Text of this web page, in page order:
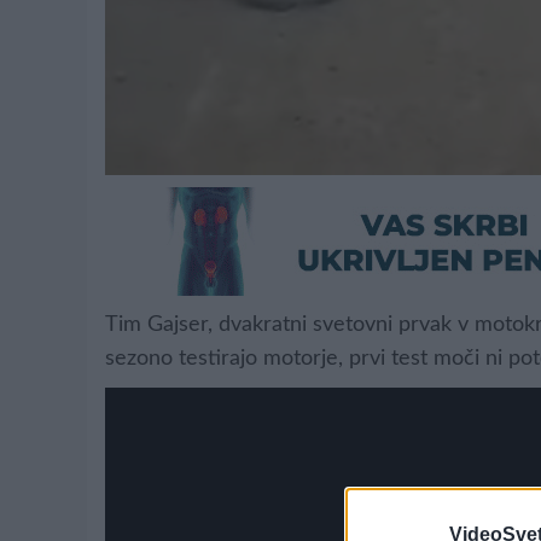
Tim Gajser, dvakratni svetovni prvak v
sezono testirajo motorje, prvi test moči ni